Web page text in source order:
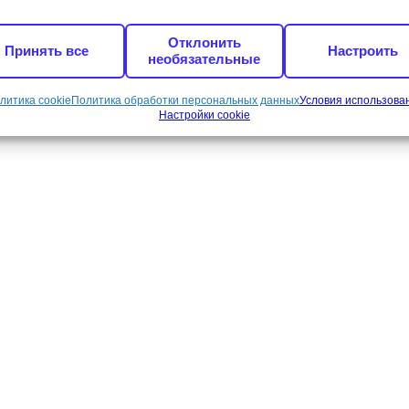
Принять все
Отклонить
необязательные
Настроить
cookie Политика обработки персональных данныхУсловия
Настройки cookie